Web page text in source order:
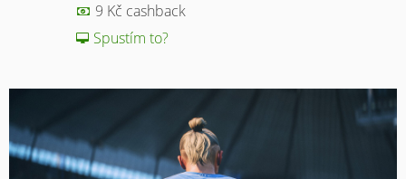
9 Kč cashback
Spustím to?